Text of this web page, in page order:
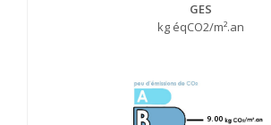
GES
kg éqCO2/m².an
9.00